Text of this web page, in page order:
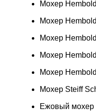
Мохер
Мохер
Мохер
Мохер
Мохер
Мохер Steiff
Ежовый мохер